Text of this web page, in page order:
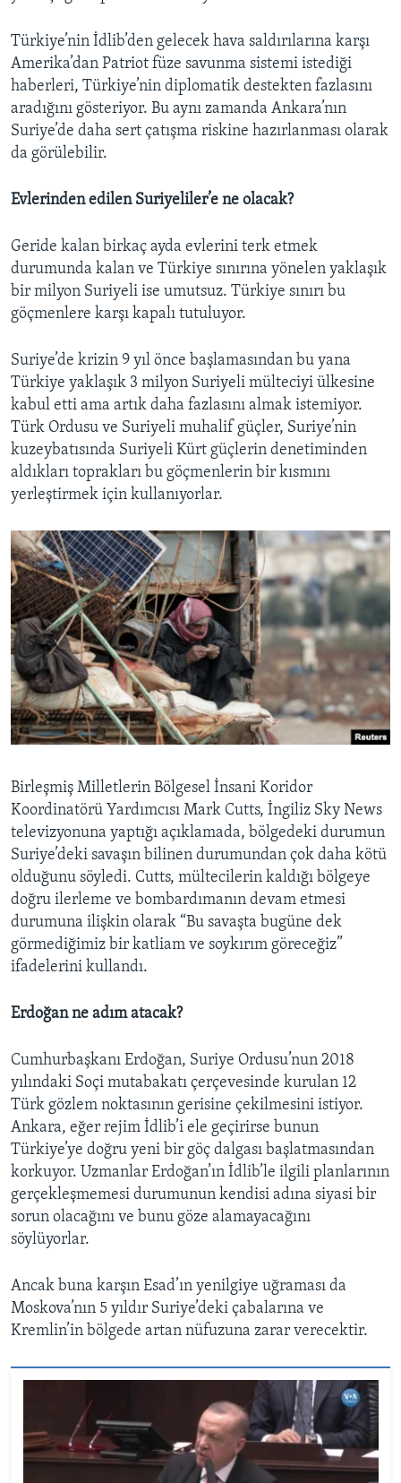
Türkiye’nin İdlib’den gelecek hava saldırılarına karşı
Amerika’dan Patriot füze savunma sistemi istediği
haberleri, Türkiye’nin diplomatik destekten fazlasını
aradığını gösteriyor. Bu aynı zamanda Ankara’nın
Suriye’de daha sert çatışma riskine hazırlanması olarak
da görülebilir.
Evlerinden edilen Suriyeliler’e ne olacak?
Geride kalan birkaç ayda evlerini terk etmek
durumunda kalan ve Türkiye sınırına yönelen yaklaşık
bir milyon Suriyeli ise umutsuz. Türkiye sınırı bu
göçmenlere karşı kapalı tutuluyor.
Suriye’de krizin 9 yıl önce başlamasından bu yana
Türkiye yaklaşık 3 milyon Suriyeli mülteciyi ülkesine
kabul etti ama artık daha fazlasını almak istemiyor.
Türk Ordusu ve Suriyeli muhalif güçler, Suriye’nin
kuzeybatısında Suriyeli Kürt güçlerin denetiminden
aldıkları toprakları bu göçmenlerin bir kısmını
yerleştirmek için kullanıyorlar.
Birleşmiş Milletlerin Bölgesel İnsani Koridor
Koordinatörü Yardımcısı Mark Cutts, İngiliz Sky News
televizyonuna yaptığı açıklamada, bölgedeki durumun
Suriye’deki savaşın bilinen durumundan çok daha kötü
olduğunu söyledi. Cutts, mültecilerin kaldığı bölgeye
doğru ilerleme ve bombardımanın devam etmesi
durumuna ilişkin olarak “Bu savaşta bugüne dek
görmediğimiz bir katliam ve soykırım göreceğiz”
ifadelerini kullandı.
Erdoğan ne adım atacak?
Cumhurbaşkanı Erdoğan, Suriye Ordusu’nun 2018
yılındaki Soçi mutabakatı çerçevesinde kurulan 12
Türk gözlem noktasının gerisine çekilmesini istiyor.
Ankara, eğer rejim İdlib’i ele geçirirse bunun
Türkiye’ye doğru yeni bir göç dalgası başlatmasından
korkuyor. Uzmanlar Erdoğan’ın İdlib’le ilgili planlarının
gerçekleşmemesi durumunun kendisi adına siyasi bir
sorun olacağını ve bunu göze alamayacağını
söylüyorlar.
Ancak buna karşın Esad’ın yenilgiye uğraması da
Moskova’nın 5 yıldır Suriye’deki çabalarına ve
Kremlin’in bölgede artan nüfuzuna zarar verecektir.